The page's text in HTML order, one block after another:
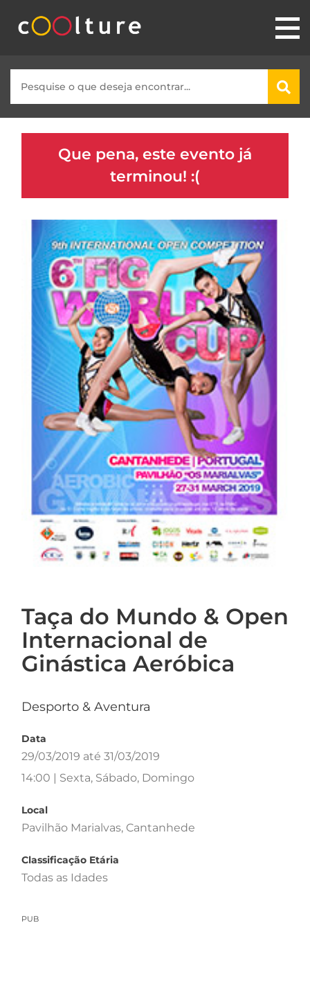
Que pena, este evento já
terminou! :(
Taça do Mundo & Open
Internacional de
Ginástica Aeróbica
Desporto & Aventura
Data
29/03/2019 até 31/03/2019
14:00 | Sexta, Sábado, Domingo
Local
Pavilhão Marialvas, Cantanhede
Classificação Etária
Todas as Idades
PUB